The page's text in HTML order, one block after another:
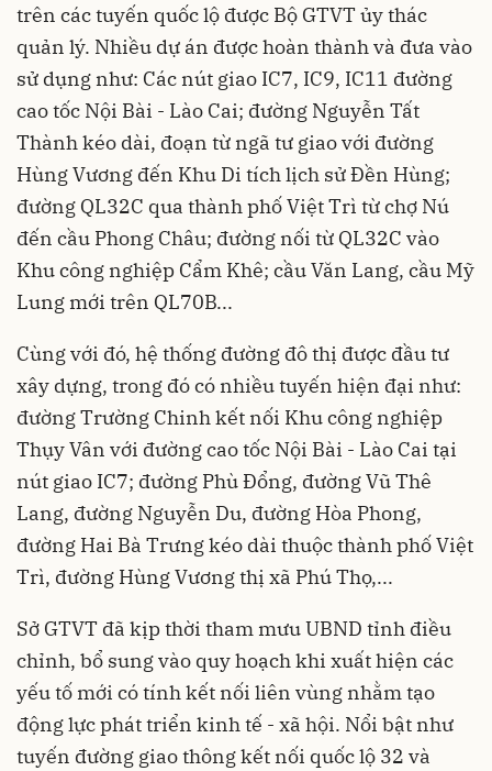
trên các tuyến quốc lộ được Bộ GTVT ủy thác
quản lý. Nhiều dự án được hoàn thành và đưa vào
sử dụng như: Các nút giao IC7, IC9, IC11 đường
cao tốc Nội Bài - Lào Cai; đường Nguyễn Tất
Thành kéo dài, đoạn từ ngã tư giao với đường
Hùng Vương đến Khu Di tích lịch sử Đền Hùng;
đường QL32C qua thành phố Việt Trì từ chợ Nú
đến cầu Phong Châu; đường nối từ QL32C vào
Khu công nghiệp Cẩm Khê; cầu Văn Lang, cầu Mỹ
Lung mới trên QL70B...
Cùng với đó, hệ thống đường đô thị được đầu tư
xây dựng, trong đó có nhiều tuyến hiện đại như:
đường Trường Chinh kết nối Khu công nghiệp
Thụy Vân với đường cao tốc Nội Bài - Lào Cai tại
nút giao IC7; đường Phù Đổng, đường Vũ Thê
Lang, đường Nguyễn Du, đường Hòa Phong,
đường Hai Bà Trưng kéo dài thuộc thành phố Việt
Trì, đường Hùng Vương thị xã Phú Thọ,...
Sở GTVT đã kịp thời tham mưu UBND tỉnh điều
chỉnh, bổ sung vào quy hoạch khi xuất hiện các
yếu tố mới có tính kết nối liên vùng nhằm tạo
động lực phát triển kinh tế - xã hội. Nổi bật như
tuyến đường giao thông kết nối quốc lộ 32 và